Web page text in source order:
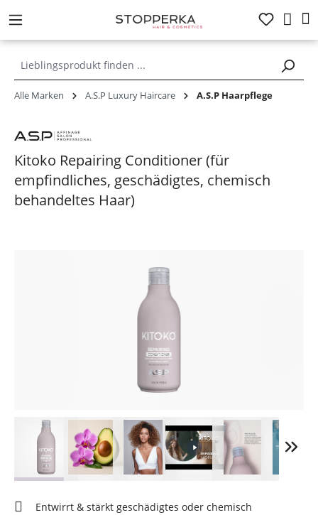
springen
Alle Marken A.S.P Luxury Haircare A.S.P Haarpflege
Kitoko Repairing Conditioner (für
empfindliches, geschädigtes, chemisch
behandeltes Haar)
Entwirrt & stärkt geschädigtes oder chemisch